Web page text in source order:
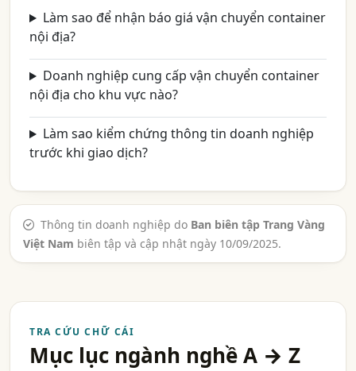
Làm sao để nhận báo giá vận chuyển container
nội địa?
Doanh nghiệp cung cấp vận chuyển container
nội địa cho khu vực nào?
Làm sao kiểm chứng thông tin doanh nghiệp
trước khi giao dịch?
Thông tin doanh nghiệp do Ban biên tập Trang Vàng
Việt Nam biên tập và cập nhật ngày 10/09/2025.
TRA CỨU CHỮ CÁI
Mục lục ngành nghề A → Z